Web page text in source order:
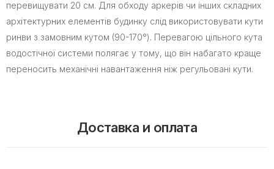
перевищувати 20 см. Для обходу аркерів чи інших складних
архітектурних елементів будинку слід використовувати кути
ринви з замовним кутом (90-170°). Перевагою цільного кута
водостічної системи полягає у тому, що він набагато краще
переносить механічні навантаження ніж регульовані кути.
Доставка и оплата